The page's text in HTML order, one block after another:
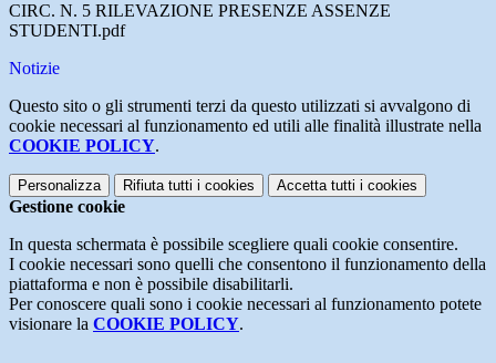
CIRC. N. 5 RILEVAZIONE PRESENZE ASSENZE
STUDENTI.pdf
Notizie
Questo sito o gli strumenti terzi da questo utilizzati si avvalgono di
cookie necessari al funzionamento ed utili alle finalità illustrate nella
COOKIE POLICY.
Personalizza Rifiuta tutti i cookies Accetta tutti i cookies
Gestione cookie
In questa schermata è possibile scegliere quali cookie consentire.
I cookie necessari sono quelli che consentono il funzionamento della
piattaforma e non è possibile disabilitarli.
Per conoscere quali sono i cookie necessari al funzionamento potete
visionare la COOKIE POLICY.